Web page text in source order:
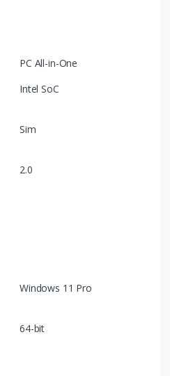
PC All-in-One
Intel SoC
Sim
2.0
Windows 11 Pro
64-bit